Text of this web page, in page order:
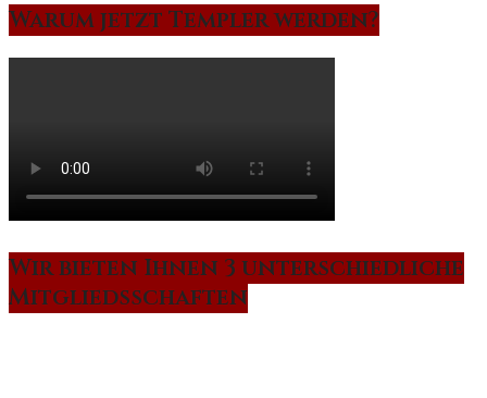
Warum jetzt Templer werden?
Wir bieten Ihnen 3 unterschiedliche
Mitgliedsschaften